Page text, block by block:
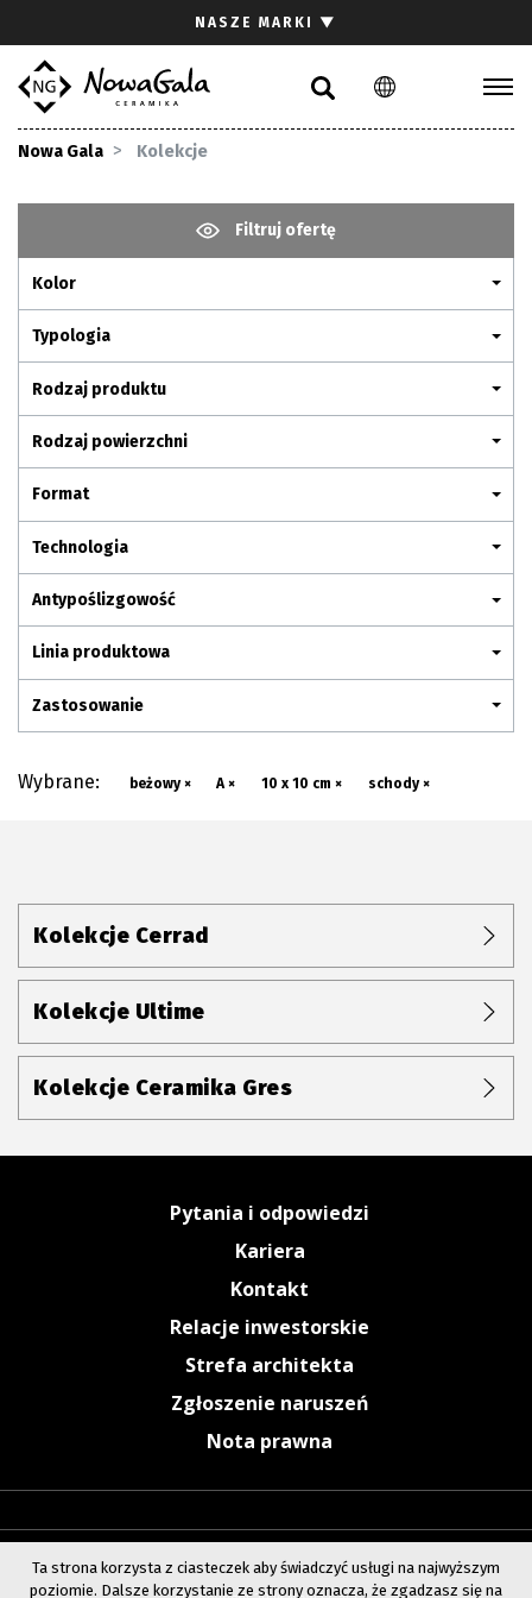
PL EN
NASZE MARKI ▼
Nowa Gala Kolekcje
Filtruj ofertę
Kolor
Typologia
Rodzaj produktu
Rodzaj powierzchni
Format
Technologia
Antypoślizgowość
Linia produktowa
Zastosowanie
Wybrane: beżowy × A × 10 x 10 cm × schody ×
Kolekcje Cerrad
Kolekcje Ultime
Kolekcje Ceramika Gres
Pytania i odpowiedzi
Kariera
Kontakt
Relacje inwestorskie
Strefa architekta
Zgłoszenie naruszeń
Nota prawna
Gdzie kupić
Pliki do pobrania
Pytania i odpowiedzi
Kariera
Kontakt
Komunikacja z akcjonariuszami
Ta strona korzysta z ciasteczek aby świadczyć usługi na najwyższym
poziomie. Dalsze korzystanie ze strony oznacza, że zgadzasz się na